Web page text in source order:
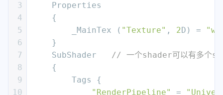
3
4
5
6
7
8
9
10
    Properties
    {
        _MainTex (
"Texture" , 2D) =
    }
    SubShader
// 一个shader可以有多个
    {
        Tags {
"RenderPipeline"
=